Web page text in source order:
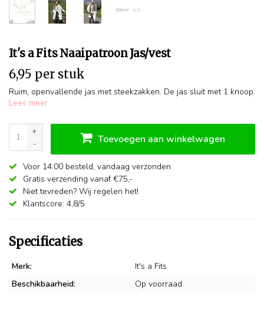
It's a Fits Naaipatroon Jas/vest
6,95 per stuk
Ruim, openvallende jas met steekzakken. De jas sluit met 1 knoop.
Lees meer
+
-
Toevoegen aan winkelwagen
Voor 14:00 besteld, vandaag verzonden
Gratis verzending vanaf €75,-
Niet tevreden? Wij regelen het!
Klantscore: 4,8/5
Specificaties
Merk:
It's a Fits
Beschikbaarheid:
Op voorraad